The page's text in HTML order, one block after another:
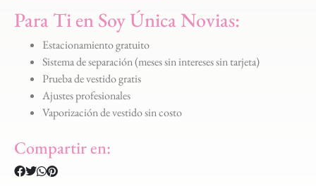
Para Ti en Soy Única Novias:
Estacionamiento gratuito
Sistema de separación (meses sin intereses sin tarjeta)
Prueba de vestido gratis
Ajustes profesionales
Vaporización de vestido sin costo
Compartir en: